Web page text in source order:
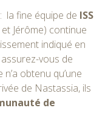
la fine équipe de ISS
et Jérôme) continue
indiqué en
vous de
obtenu qu’une
de Nastassia, ils
de